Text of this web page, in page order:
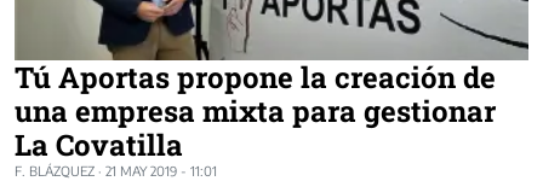
Tú Aportas propone la creación de
una empresa mixta para gestionar
La Covatilla
F. BLÁZQUEZ · 21 MAY 2019 - 11:01